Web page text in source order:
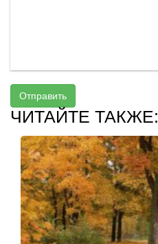
Отправить
ЧИТАЙТЕ ТАКЖЕ: